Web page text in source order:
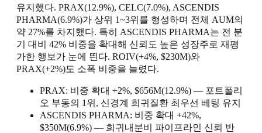
유지했다. PRAX(12.9%), CELC(7.0%), ASCENDIS
PHARMA(6.9%)가 상위 1~3위를 형성하며 전체 AUM의
약 27%를 차지했다. 특히 ASCENDIS PHARMA는 전 분
기 대비 42% 비중을 확대해 신뢰도 높은 성장주로 재평
가한 행보가 눈에 띈다. ROIV(+4%, $230M)와
PRAX(+2%)도 소폭 비중을 늘렸다.
PRAX: 비중 확대 +2%, $656M(12.9%) — 포트폴리
오 부동의 1위, 신경계 희귀질환 최우선 베팅 유지
ASCENDIS PHARMA: 비중 확대 +42%,
$350M(6.9%) — 희귀내분비 파이프라인 신뢰 반